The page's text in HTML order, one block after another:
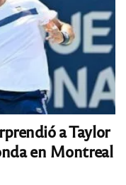
a Taylor
en Montreal